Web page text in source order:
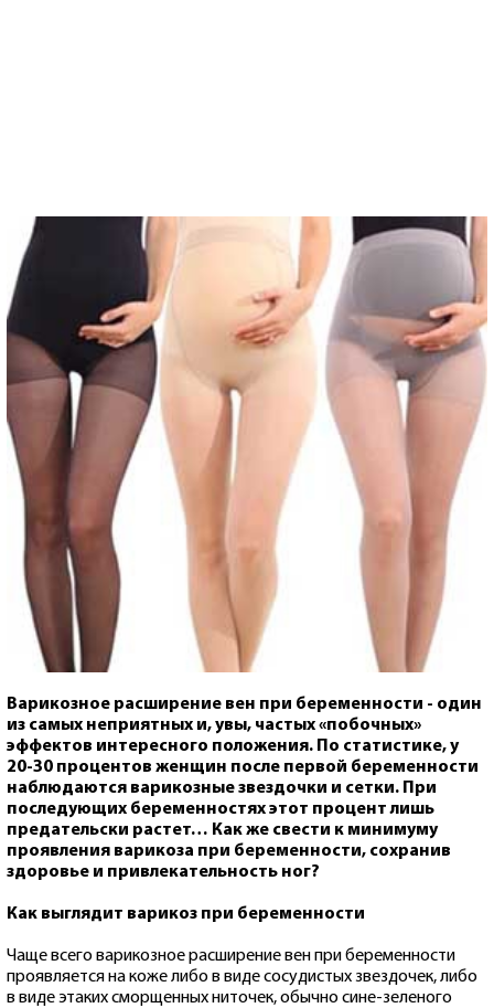
Варикозное расширение вен при беременности - один
из самых неприятных и, увы, частых «побочных»
эффектов интересного положения. По статистике, у
20-30 процентов женщин после первой беременности
наблюдаются варикозные звездочки и сетки. При
последующих беременностях этот процент лишь
предательски растет… Как же свести к минимуму
проявления варикоза при беременности, сохранив
здоровье и привлекательность ног?
Как выглядит варикоз при беременности
Чаще всего варикозное расширение вен при беременности
проявляется на коже либо в виде сосудистых звездочек, либо
в виде этаких сморщенных ниточек, обычно сине-зеленого